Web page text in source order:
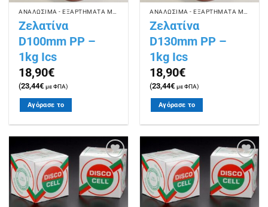
Ζελατίνα
D100mm PP –
1kg Ics
18,90€
(23,44€ με ΦΠΑ)
Αγόρασε το
Ζελατίνα
D130mm PP –
1kg Ics
18,90€
(23,44€ με ΦΠΑ)
Αγόρασε το
Πρόσθήκη
στην
λίστα
επιθυμιών
Πρόσθήκη
στην
λίστα
επιθυμιών